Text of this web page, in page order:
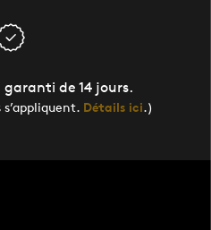
de 14 jours.
Détails ici.)